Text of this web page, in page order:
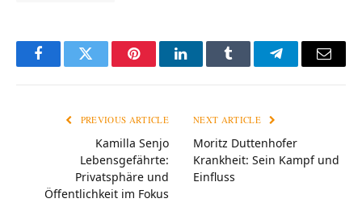
FacebookTwitter PinterestLinkedInTumblr TelegramEmail
PREVIOUS ARTICLE
Kamilla Senjo
Lebensgefährte:
Privatsphäre und
Öffentlichkeit im Fokus
NEXT ARTICLE
Moritz Duttenhofer
Krankheit: Sein Kampf und
Einfluss